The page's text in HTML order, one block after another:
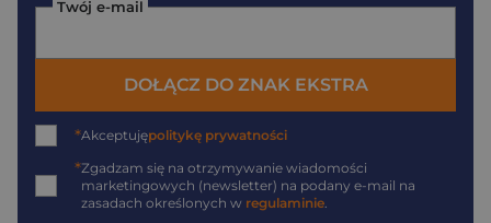
Twój e-mail
DOŁĄCZ DO ZNAK EKSTRA
*Akceptujępolitykę prywatności
*Zgadzam się na otrzymywanie wiadomości
marketingowych (newsletter) na podany e-mail na
zasadach określonych w regulaminie.